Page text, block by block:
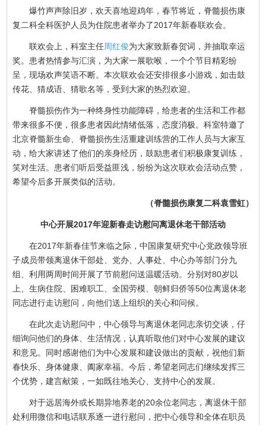
爆竹声声除旧岁，欢天喜地迎鸡年，春节将近，脊髓损伤康
复二科全科医护人员为住院患者举办了2017年新春联欢会。
联欢会上，科室主任周红俊为大家致新春贺词，并抽取幸运
奖。患者热情参与汇演，为大家一展歌喉，一个个节目精彩纷
呈，现场欢声笑语不断。本次联欢会还安排很多小游戏，如击鼓
传花、猜成语、猜歌名等，受到大家的热烈欢迎。
脊髓损伤作为一种终身性功能障碍，给患者的生活和工作都
带来很多不便，很多患者因此情绪低落，态度消极。科室特邀了
北京脊髓新生命、脊髓损伤生活重建训练营的工作人员与大家互
动，给大家讲述了他们的亲身经历，鼓励患者们积极康复训练，
笑对生活。患者们听后受益匪浅，纷纷为这次联欢会活动点赞，
希望今后多开展类似的活动。
（脊髓损伤康复二科袁雪虹）
中心开展2017年迎新春走访慰问离退休老干部活动
在2017年新春佳节来临之际，中国康复研究中心党政领导班
子成员带领离退休干部处、党办、人事处、中心办等部门分九
组、利用两周时间开展了节前慰问送温暖活动。分别对80岁以
上、生病住院、困难职工、全国劳模、朝鲜归侨等50位离退休老
同志进行走访慰问，向他们送上组织的关心和问候。
在此次走访慰问中，中心领导与离退休老同志亲切交谈，仔
细询问他们的身体、生活情况，认真听取他们对中心发展的建议
和意见。同时感谢他们为中心发展和建设做出的贡献，祝他们新
春快乐、身体健康、阖家幸福。今后，希望老同志们继续发挥三
个优势，建言献策，一如既往地关心、支持中心的发展。
对于远居海外或长期异地养老的20余位老同志，离退休干部
处利用微信和电话联系逐一进行慰问，把中心领导和全体在职员